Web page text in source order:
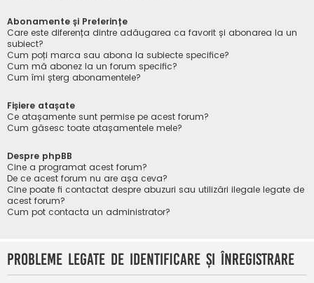
Abonamente și Preferințe
Care este diferența dintre adăugarea ca favorit și abonarea la un
subiect?
Cum poți marca sau abona la subiecte specifice?
Cum mă abonez la un forum specific?
Cum îmi șterg abonamentele?
Fișiere atașate
Ce atașamente sunt permise pe acest forum?
Cum găsesc toate atașamentele mele?
Despre phpBB
Cine a programat acest forum?
De ce acest forum nu are așa ceva?
Cine poate fi contactat despre abuzuri sau utilizări ilegale legate de
acest forum?
Cum pot contacta un administrator?
Probleme legate de identificare și înregistrare